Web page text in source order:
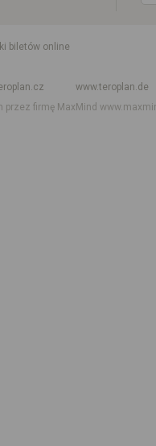
biletów online
www.teroplan.de
przez firmę MaxMind